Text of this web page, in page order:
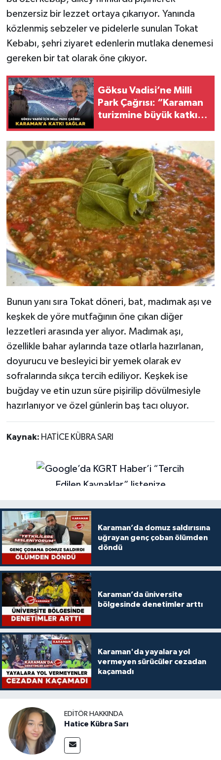
benzersiz bir lezzet ortaya çıkarıyor. Yanında
közlenmiş sebzeler ve pidelerle sunulan Tokat
Kebabı, şehri ziyaret edenlerin mutlaka denemesi
gereken bir tat olarak öne çıkıyor.
Göksu Vadisi’ne Milli
Park Çağrısı: “Karaman
turizmine büyük katkı
Bunun yanı sıra Tokat döneri, bat, madımak aşı ve
keşkek de yöre mutfağının öne çıkan diğer
lezzetleri arasında yer alıyor. Madımak aşı,
özellikle bahar aylarında taze otlarla hazırlanan,
doyurucu ve besleyici bir yemek olarak ev
sofralarında sıkça tercih ediliyor. Keşkek ise
buğday ve etin uzun süre pişirilip dövülmesiyle
hazırlanıyor ve özel günlerin baş tacı oluyor.
Kaynak: HATİCE KÜBRA SARI
Karaman’da domuz saldırısına
uğrayan genç çoban ölümden
döndü
Karaman’da üniversite
bölgesinde denetimler arttı
Karaman'da yayalara yol
vermeyen sürücüler cezadan
kaçamadı
EDITÖR HAKKINDA
Hatice Kübra Sarı